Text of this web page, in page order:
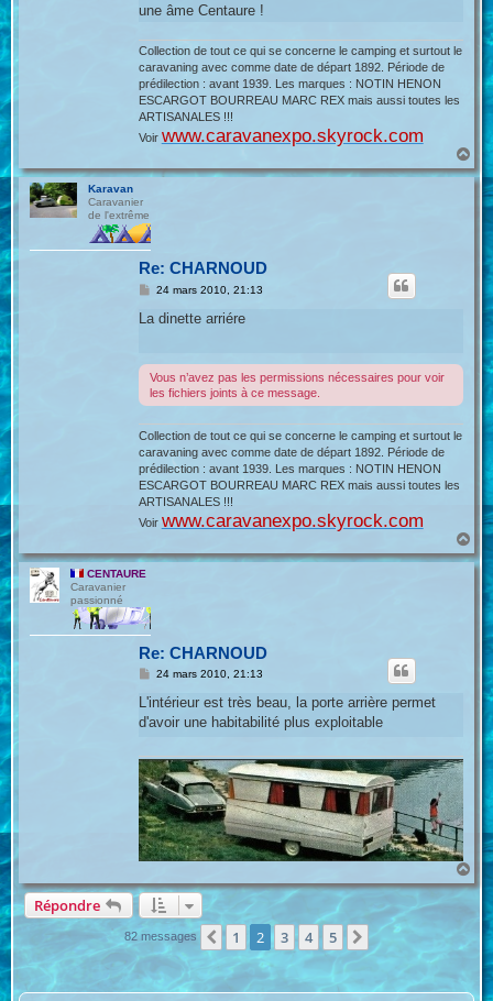
une âme Centaure !
Collection de tout ce qui se concerne le camping et surtout le
caravaning avec comme date de départ 1892. Période de
prédilection : avant 1939. Les marques : NOTIN HENON
ESCARGOT BOURREAU MARC REX mais aussi toutes les
ARTISANALES !!!
Voir www.caravanexpo.skyrock.com
a
u
Karavan
Caravanier
de l'extrême
Re: CHARNOUD
M
s
e
24 mars 2010, 21:13
La dinette arriére
Vous n’avez pas les permissions nécessaires pour voir
les fichiers joints à ce message.
Collection de tout ce qui se concerne le camping et surtout le
caravaning avec comme date de départ 1892. Période de
prédilection : avant 1939. Les marques : NOTIN HENON
ESCARGOT BOURREAU MARC REX mais aussi toutes les
ARTISANALES !!!
Voir www.caravanexpo.skyrock.com
a
u
CENTAURE
Caravanier
passionné
Re: CHARNOUD
M
s
a
24 mars 2010, 21:13
L'intérieur est très beau, la porte arrière permet
d'avoir une habitabilité plus exploitable
a
Répondre
82 messages Précédente
1 2 3 4 5 Suivante